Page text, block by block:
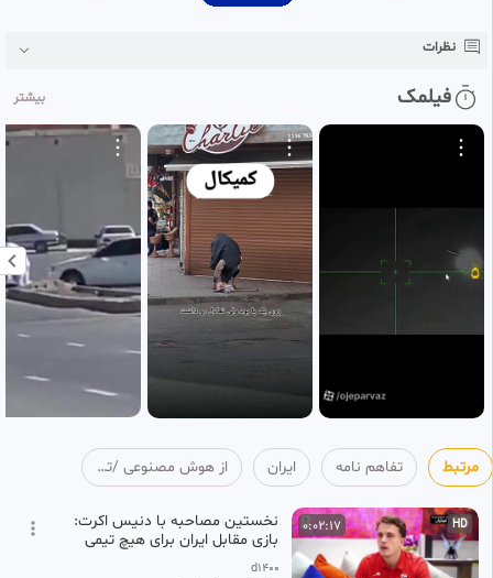
مشاور آقای قالیباف
حتــــــــــمــــا ببینید.
نظرات
فیلمک بیشتر
مرتبط تفاهم نامه ایران از هوش مصنوعی /تحلیلگر تی وی
HD
0:02:17
نخستین مصاحبه با دنیس اکرت:
بازی مقابل ایران برای هیچ تیمی
آسان نیست
d1400